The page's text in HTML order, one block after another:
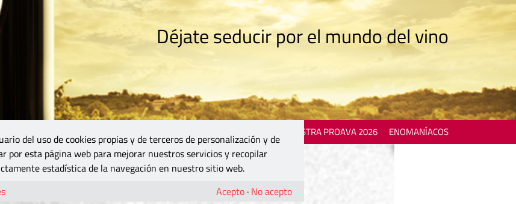
Déjate seducir por el mundo del vino
MOSTRA PROAVA 2026 ENOMANÍACOS
del uso de cookies propias y de terceros de personalización y de
por esta página web para mejorar nuestros servicios y recopilar
estadística de la navegación en nuestro sitio web.
Acepto · No acepto